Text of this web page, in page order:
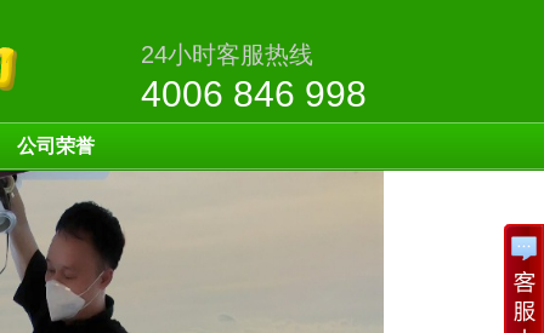
24小时客服热线
4006 846 998
公司荣誉